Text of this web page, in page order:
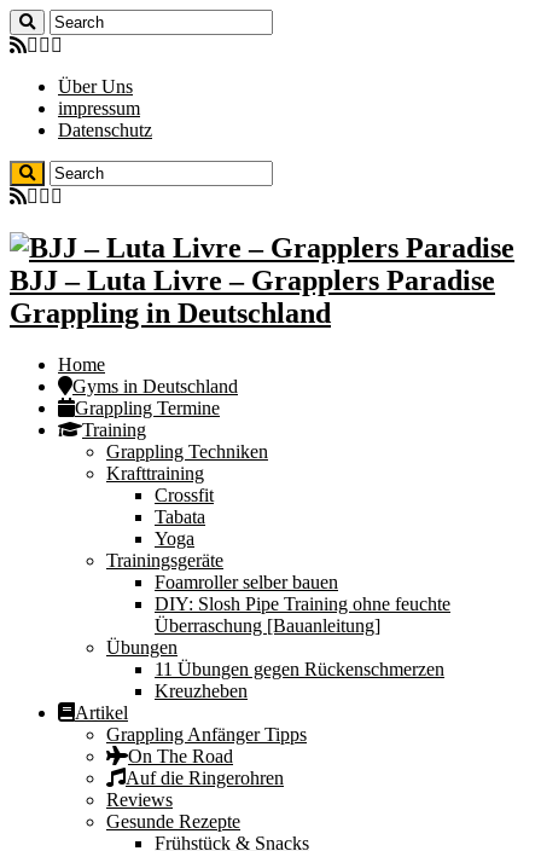
Über Uns
impressum
Datenschutz
BJJ – Luta Livre – Grapplers Paradise
Grappling in Deutschland
Home
Gyms in Deutschland
Grappling Termine
Training
Grappling Techniken
Krafttraining
Crossfit
Tabata
Yoga
Trainingsgeräte
Foamroller selber bauen
DIY: Slosh Pipe Training ohne feuchte
Überraschung [Bauanleitung]
Übungen
11 Übungen gegen Rückenschmerzen
Kreuzheben
Artikel
Grappling Anfänger Tipps
On The Road
Auf die Ringerohren
Reviews
Gesunde Rezepte
Frühstück & Snacks